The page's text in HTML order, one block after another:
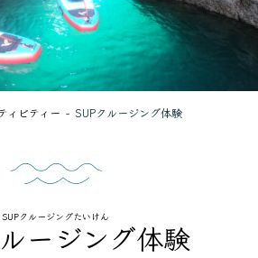
ィビティー SUPクルージング体験
SUPクルージングたいけん
ージング体験